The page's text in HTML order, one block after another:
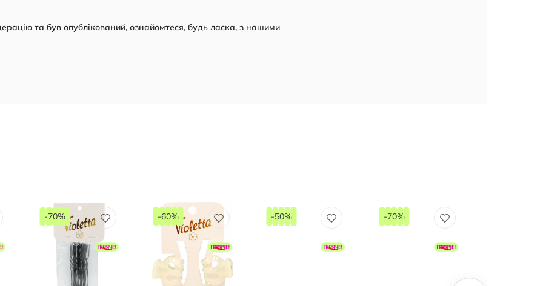
та був опублікований, ознайомтеся, будь ласка, з нашими
-70% -60% -50% -70%